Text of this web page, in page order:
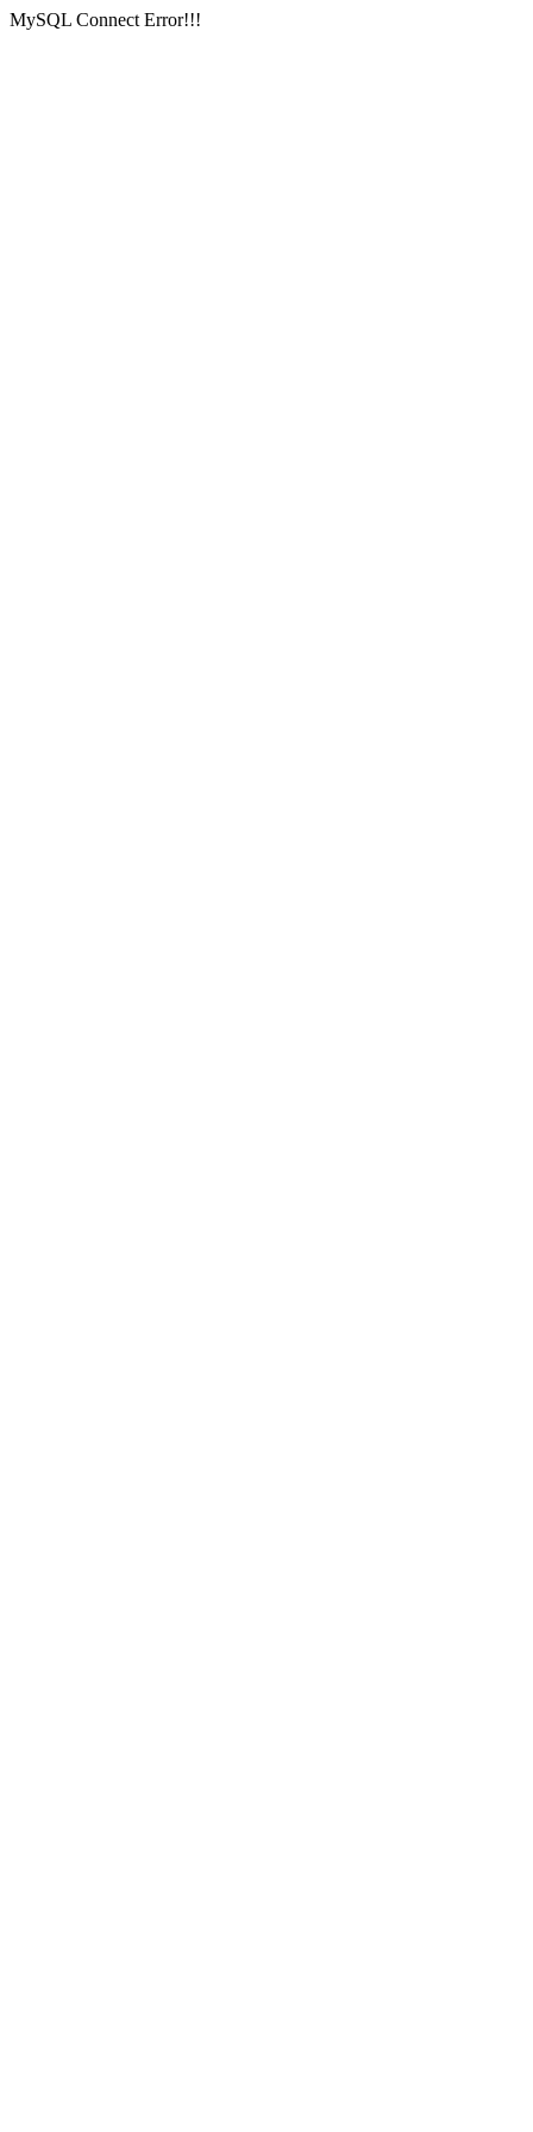
MySQL Connect Error!!!